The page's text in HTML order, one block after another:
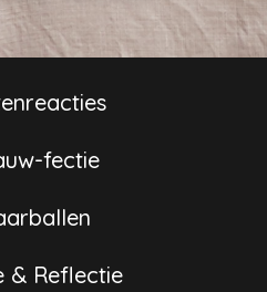
fectie
& Reflectie